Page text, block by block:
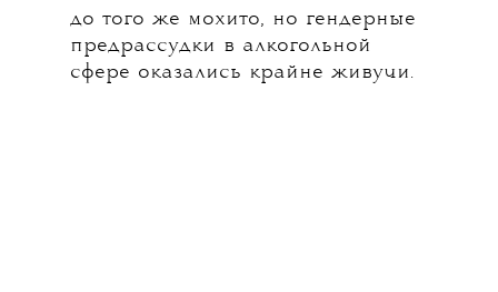
до того же мохито, но гендерные
предрассудки в алкогольной
сфере оказались крайне живучи.